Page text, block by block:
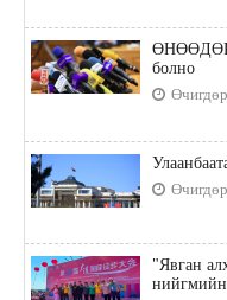
ӨНӨӨДӨР:
болно
"Явган
нийгмийн